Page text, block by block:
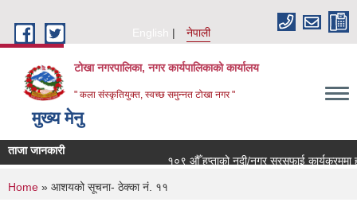
English
नेपाली
टोखा नगरपालिका, नगर कार्यपालिकाको कार्यालय
" कला संस्कृतियुक्त, स्वच्छ समुन्‍नत टोखा नगर "
मुख्य मेनु
ताजा जानकारी
१०९ औँ हप्ताको नदी/नगर सरसफाई कार्यक्रममा
You are here
Home » आशयको सूचना- ठेक्का नं. ११